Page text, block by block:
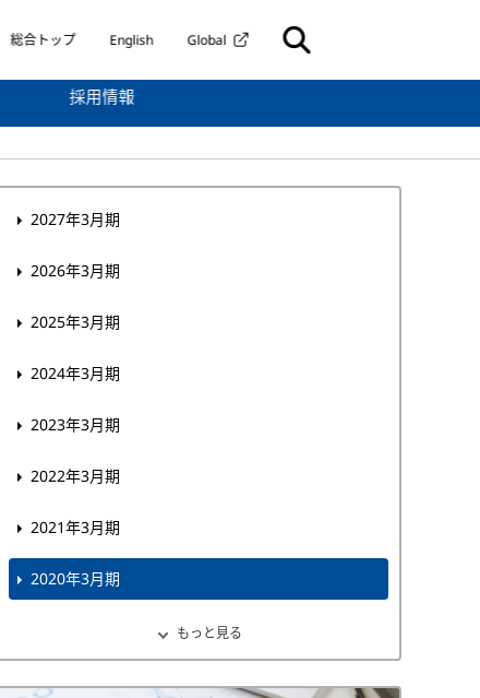
総合トップ English Global
採用情報
2027年3月期
2026年3月期
2025年3月期
2024年3月期
2023年3月期
2022年3月期
2021年3月期
2020年3月期
もっと見る